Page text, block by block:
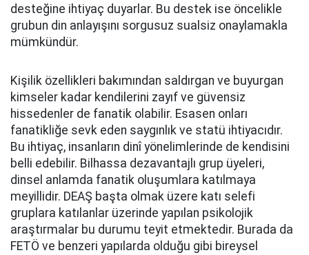
desteğine ihtiyaç duyarlar. Bu destek ise öncelikle
grubun din anlayışını sorgusuz sualsiz onaylamakla
mümkündür.
Kişilik özellikleri bakımından saldırgan ve buyurgan
kimseler kadar kendilerini zayıf ve güvensiz
hissedenler de fanatik olabilir. Esasen onları
fanatikliğe sevk eden saygınlık ve statü ihtiyacıdır.
Bu ihtiyaç, insanların dinî yönelimlerinde de kendisini
belli edebilir. Bilhassa dezavantajlı grup üyeleri,
dinsel anlamda fanatik oluşumlara katılmaya
meyillidir. DEAŞ başta olmak üzere katı selefi
gruplara katılanlar üzerinde yapılan psikolojik
araştırmalar bu durumu teyit etmektedir. Burada da
FETÖ ve benzeri yapılarda olduğu gibi bireysel